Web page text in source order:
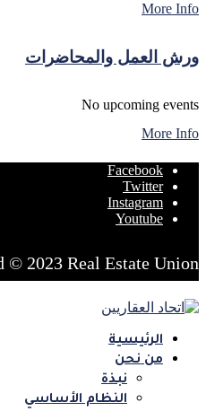
More Info
ورش العمل والمحاضرات
No upcoming events
More Info
Facebook
Twitter
Instagram
Youtube
© 2023 Real Estate Union
الرئيسية
من نحن
نبذة
النظام الأساسي